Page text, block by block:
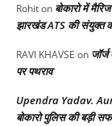
Rohiton बोकारो में
झारखंड ATS की संयुक्त
RAVI KHAVSE on
पर पथराव
Upendra Yadav.
बोकारो पुलिस की बड़ी